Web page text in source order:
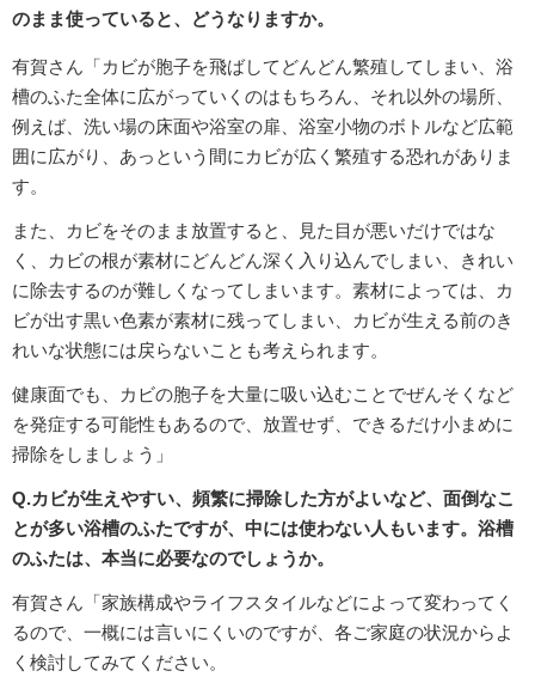
のまま使っていると、どうなりますか。
有賀さん「カビが胞子を飛ばしてどんどん繁殖してしまい、浴
槽のふた全体に広がっていくのはもちろん、それ以外の場所、
例えば、洗い場の床面や浴室の扉、浴室小物のボトルなど広範
囲に広がり、あっという間にカビが広く繁殖する恐れがありま
す。
また、カビをそのまま放置すると、見た目が悪いだけではな
く、カビの根が素材にどんどん深く入り込んでしまい、きれい
に除去するのが難しくなってしまいます。素材によっては、カ
ビが出す黒い色素が素材に残ってしまい、カビが生える前のき
れいな状態には戻らないことも考えられます。
健康面でも、カビの胞子を大量に吸い込むことでぜんそくなど
を発症する可能性もあるので、放置せず、できるだけ小まめに
掃除をしましょう」
Q.カビが生えやすい、頻繁に掃除した方がよいなど、面倒なこ
とが多い浴槽のふたですが、中には使わない人もいます。浴槽
のふたは、本当に必要なのでしょうか。
有賀さん「家族構成やライフスタイルなどによって変わってく
るので、一概には言いにくいのですが、各ご家庭の状況からよ
く検討してみてください。